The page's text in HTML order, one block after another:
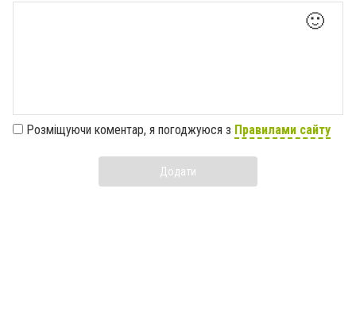
🙂
Розміщуючи коментар, я погоджуюся з Правилами сайту
Додати